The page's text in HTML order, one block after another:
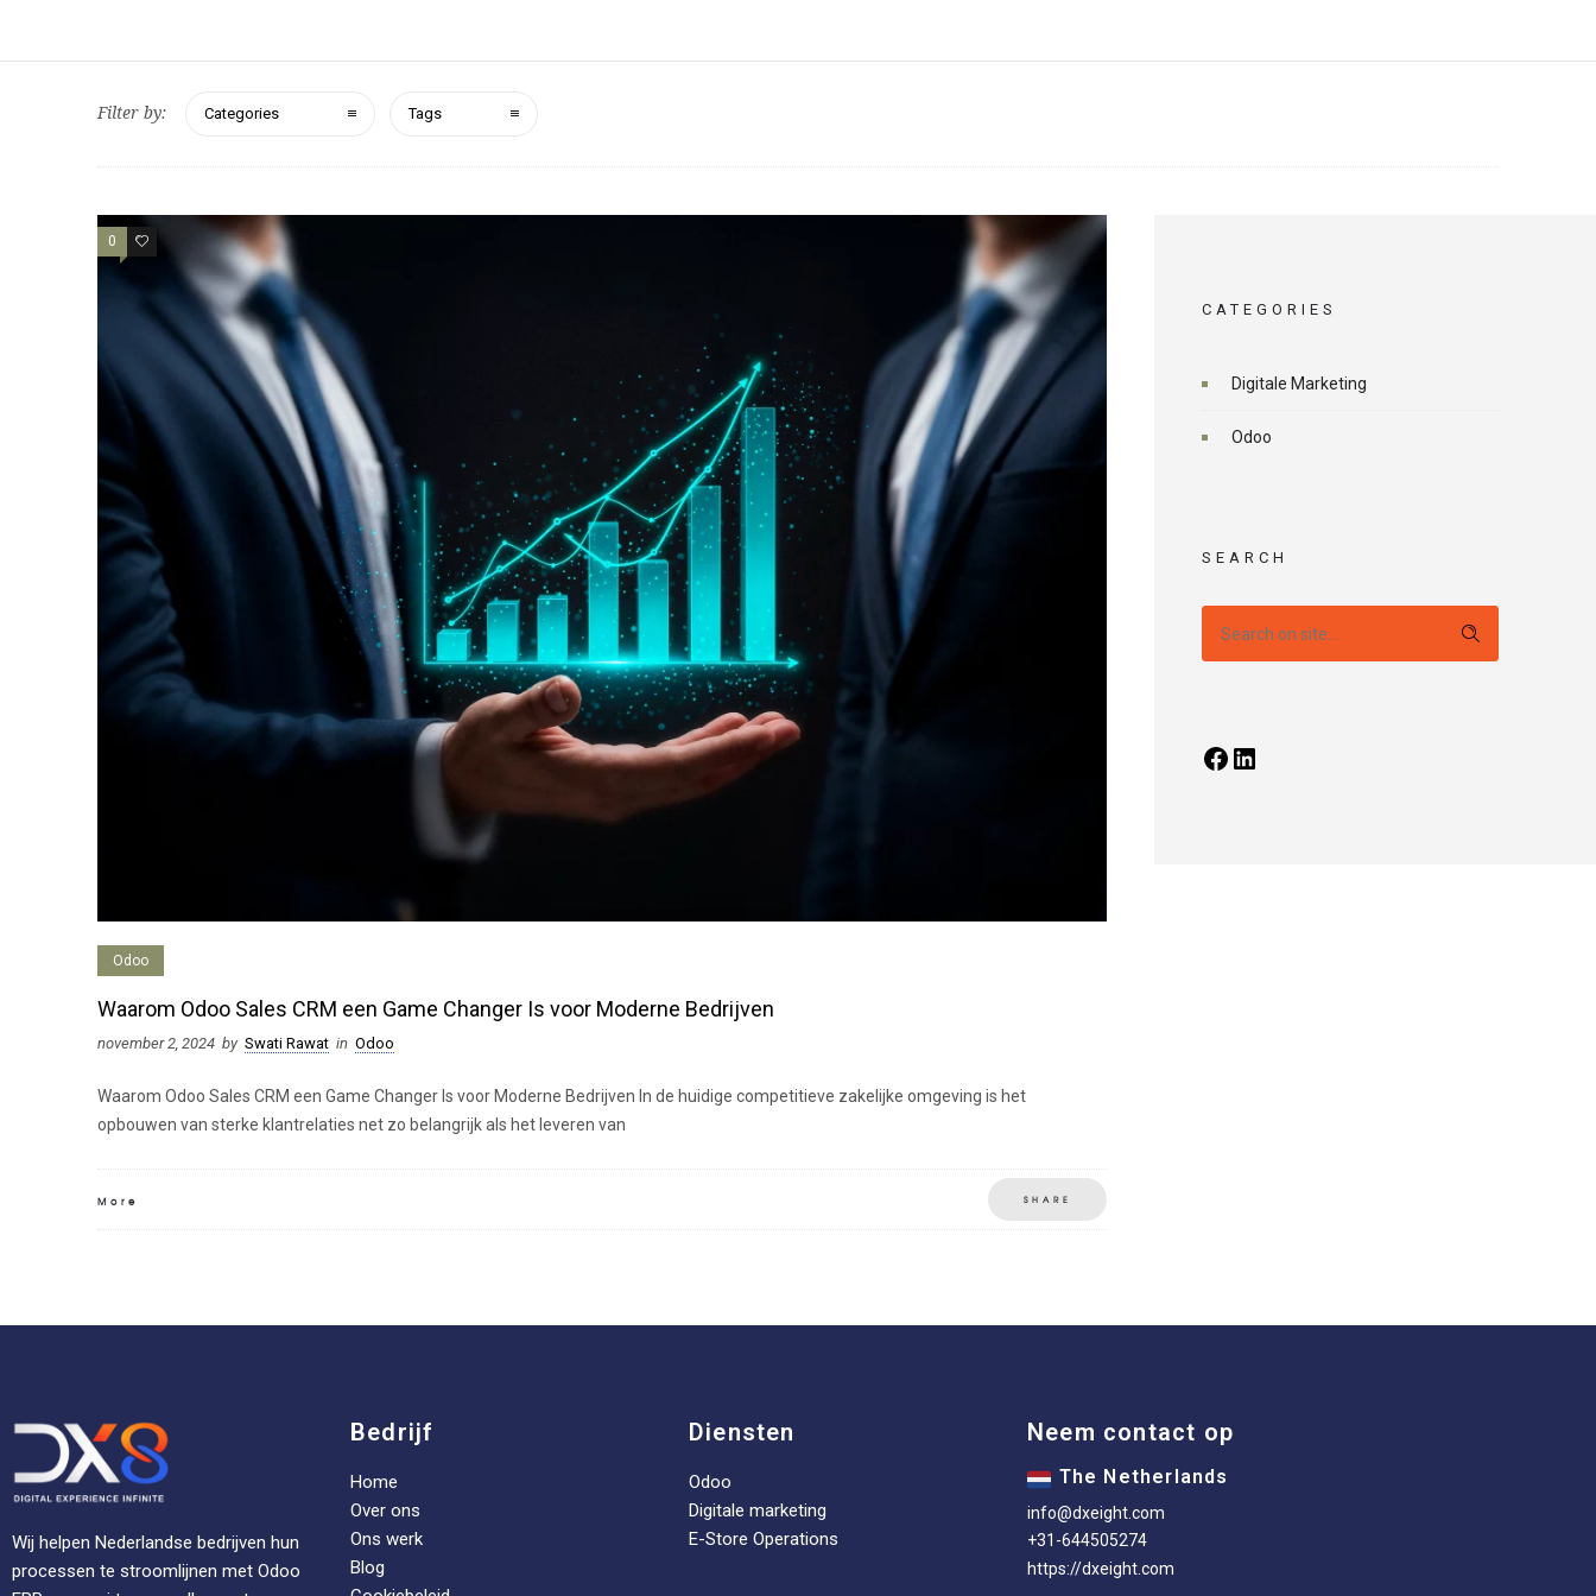
Filter by: Categories Tags
0 0
Odoo
Waarom Odoo Sales CRM een Game Changer Is voor Moderne Bedrijven
november 2, 2024 by Swati Rawat in Odoo
Waarom Odoo Sales CRM een Game Changer Is voor Moderne Bedrijven In de huidige competitieve zakelijke omgeving is het
opbouwen van sterke klantrelaties net zo belangrijk als het leveren van
More SHARE
CATEGORIES
Digitale Marketing
Odoo
SEARCH
Wij helpen Nederlandse bedrijven hun
processen te stroomlijnen met Odoo
Bedrijf
Home
Over ons
Ons werk
Blog
Diensten
Odoo
Digitale marketing
E-Store Operations
Neem contact op
The Netherlands
info@dxeight.com
+31-644505274
https://dxeight.com